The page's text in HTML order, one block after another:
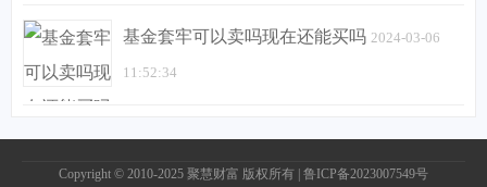
基金套牢可以卖吗现在还能买吗 2024-03-06
11:52:34
Copyright © 2010-2025 聚慧财富 版权所有 | 鲁ICP备2023007549号